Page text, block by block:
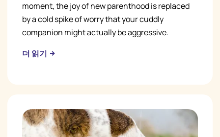
moment, the joy of new parenthood is replaced
by a cold spike of worry that your cuddly
companion might actually be aggressive.
더 읽기